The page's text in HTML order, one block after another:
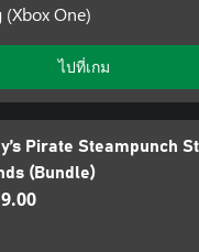
(Xbox One)
ไปที่เกม
Pirate Steampunch
(Bundle)